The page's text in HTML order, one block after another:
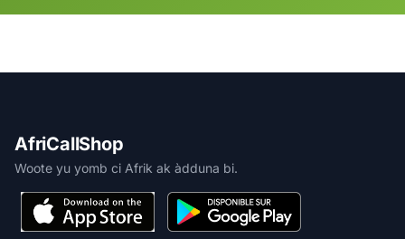
AfriCallShop
Woote yu yomb ci Afrik ak àdduna bi.